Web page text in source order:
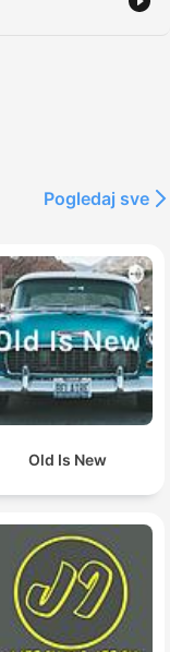
Pogledaj sve
Old Is New